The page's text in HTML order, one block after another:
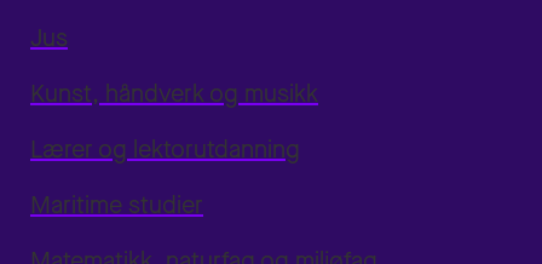
Jus
Kunst, håndverk og musikk
Lærer og lektorutdanning
Maritime studier